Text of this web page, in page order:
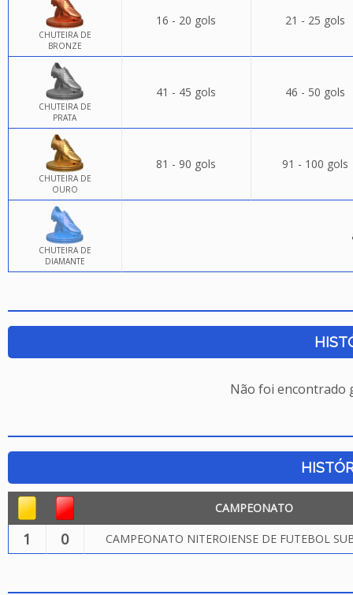
CHUTEIRA DE
BRONZE
16 - 20 gols 21 - 25 gols
CHUTEIRA DE
PRATA
41 - 45 gols 46 - 50 gols
CHUTEIRA DE
OURO
81 - 90 gols 91 - 100 gols
CHUTEIRA DE
DIAMANTE
Não foi encontrado
CAMPEONATO
1 0 CAMPEONATO NITEROIENSE DE FUTEBOL